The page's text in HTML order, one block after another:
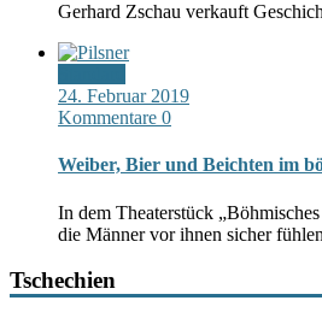
Gerhard Zschau verkauft
24. Februar 2019
Kommentare 0
Weiber, Bier und Beichten im
In dem Theaterstück
die Männer vor ihnen sicher
Tschechien